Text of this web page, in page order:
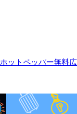
ホットペッパー無料